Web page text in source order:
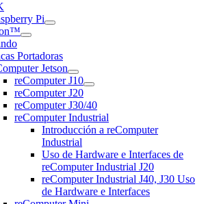
Pi
Portadoras
Jetson
reComputer J10
reComputer J20
reComputer J30/40
reComputer Industrial
Introducción a reComputer
Industrial
Uso de Hardware e Interfaces de
reComputer Industrial J20
reComputer Industrial J40, J30 Uso
de Hardware e Interfaces